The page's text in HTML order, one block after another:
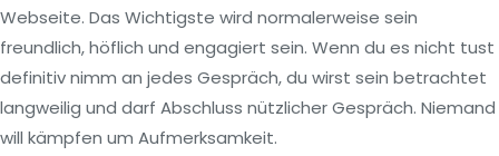
Webseite. Das Wichtigste wird normalerweise sein
freundlich, höflich und engagiert sein. Wenn du es nicht tust
definitiv nimm an jedes Gespräch, du wirst sein betrachtet
langweilig und darf Abschluss nützlicher Gespräch. Niemand
will kämpfen um Aufmerksamkeit.